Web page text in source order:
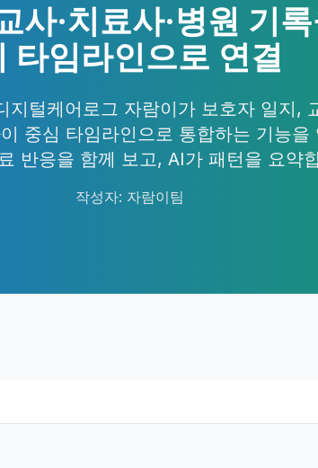
사·치료사·병원 기
타임라인으로 연결
지털케어로그 자람이가 보호자 일지,
중심 타임라인으로 통합하는 기능을
반응을 함께 보고, AI가 패턴을 요약
작성자: 자람이팀